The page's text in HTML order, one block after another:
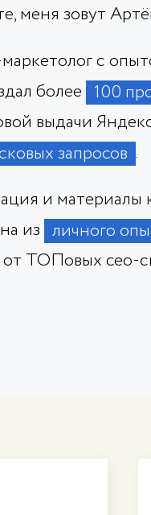
меня зовут
с
более 100
выдачи
запросов .
и материалы
из личного
ТОПовых сео-